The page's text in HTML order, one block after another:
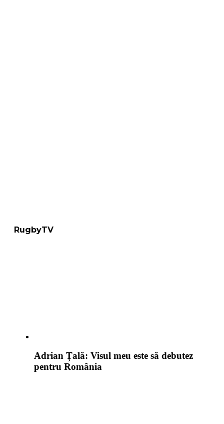
RugbyTV
Adrian Țală: Visul meu este să debutez
pentru România